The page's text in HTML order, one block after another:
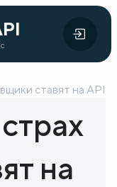
ставят на API
на